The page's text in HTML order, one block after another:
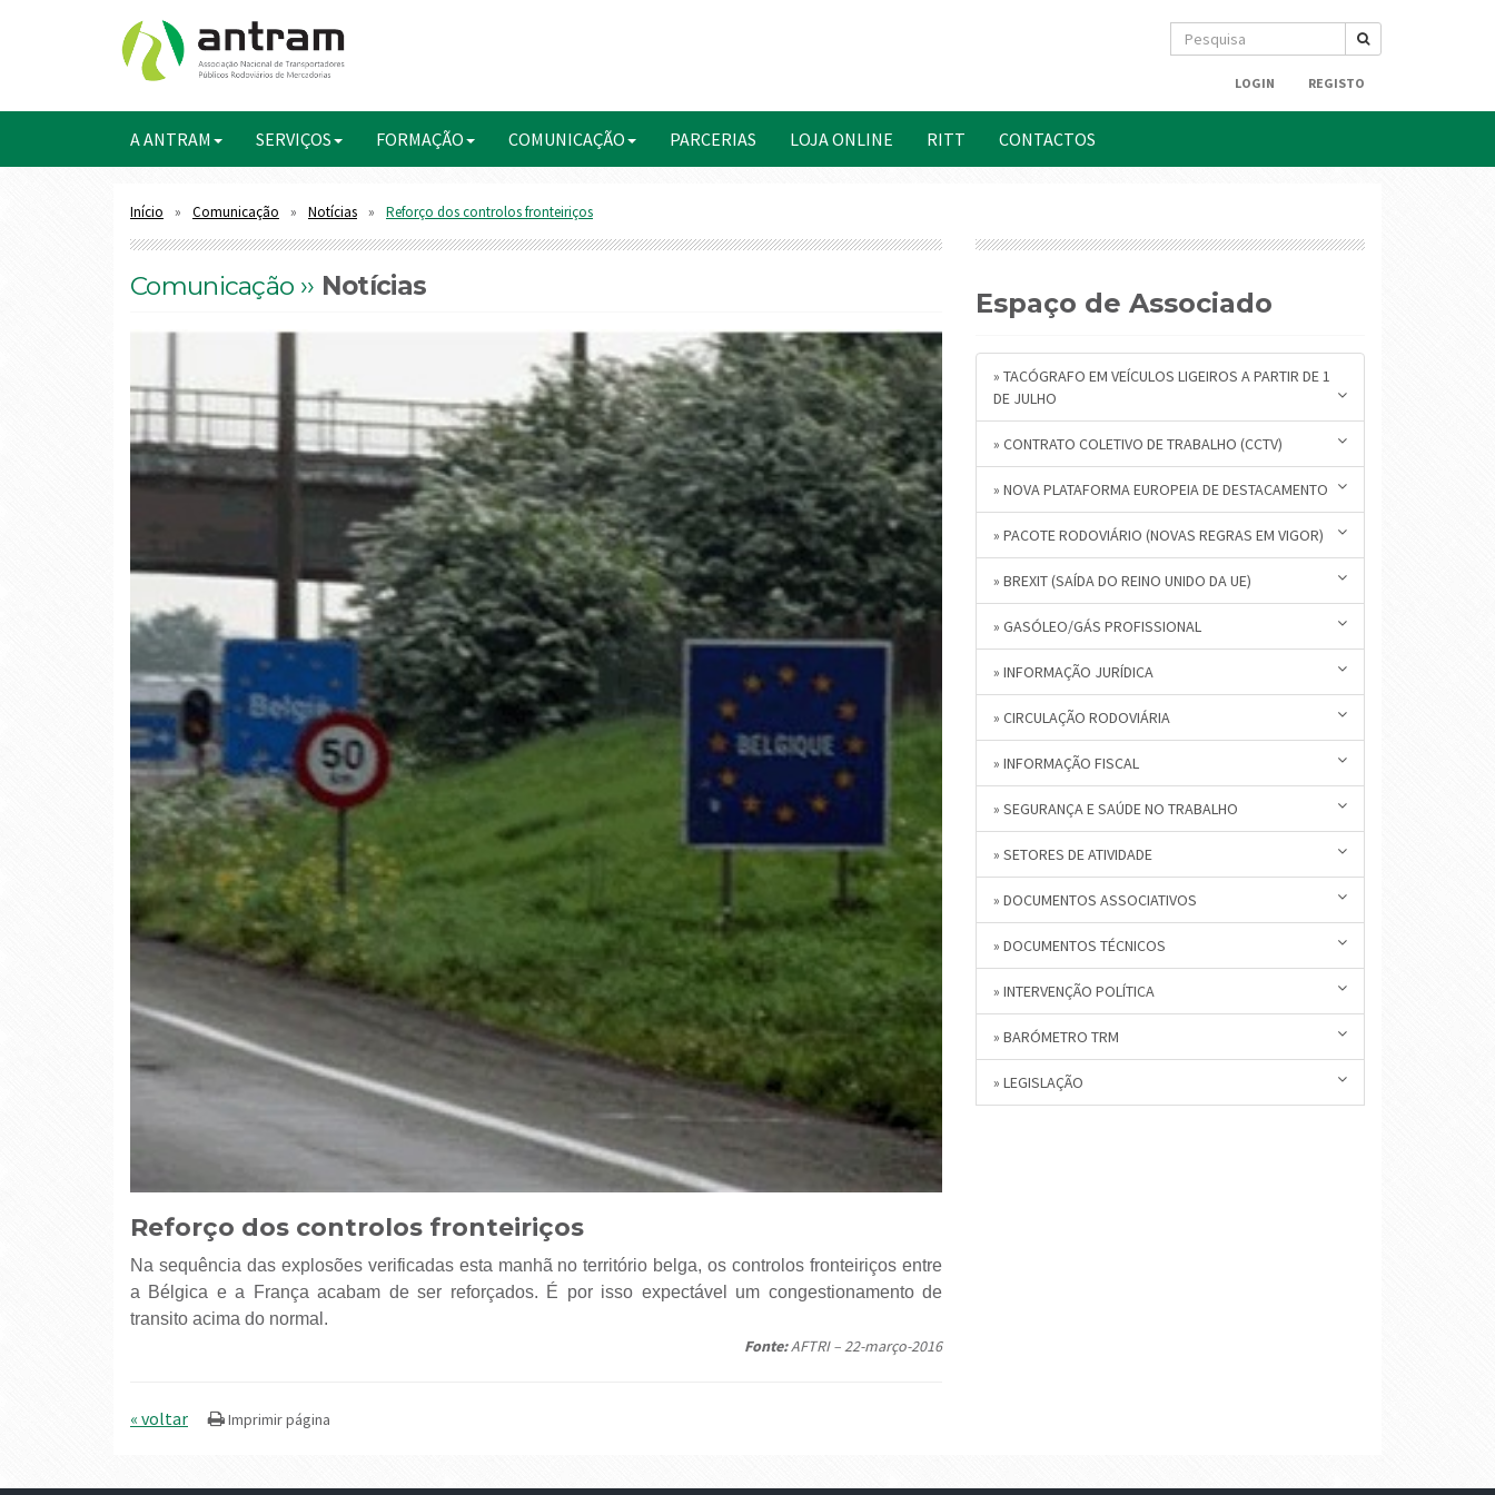
LOGIN REGISTO
A ANTRAM SERVIÇOS FORMAÇÃO COMUNICAÇÃO PARCERIAS LOJA ONLINE RITT CONTACTOS
Início Comunicação Notícias Reforço dos controlos fronteiriços
Comunicação ›› Notícias
Reforço dos controlos fronteiriços
Na sequência das explosões verificadas esta manhã no território belga, os controlos fronteiriços entre
a Bélgica e a França acabam de ser reforçados. É por isso expectável um congestionamento de
transito acima do normal.
Fonte:AFTRI – 22-março-2016
« voltar
Espaço de Associado
» TACÓGRAFO EM VEÍCULOS LIGEIROS A PARTIR DE 1
DE JULHO
» CONTRATO COLETIVO DE TRABALHO (CCTV)
» NOVA PLATAFORMA EUROPEIA DE DESTACAMENTO
» PACOTE RODOVIÁRIO (NOVAS REGRAS EM VIGOR)
» BREXIT (SAÍDA DO REINO UNIDO DA UE)
» GASÓLEO/GÁS PROFISSIONAL
» INFORMAÇÃO JURÍDICA
» CIRCULAÇÃO RODOVIÁRIA
» INFORMAÇÃO FISCAL
» SEGURANÇA E SAÚDE NO TRABALHO
» SETORES DE ATIVIDADE
» DOCUMENTOS ASSOCIATIVOS
» DOCUMENTOS TÉCNICOS
» INTERVENÇÃO POLÍTICA
» BARÓMETRO TRM
» LEGISLAÇÃO